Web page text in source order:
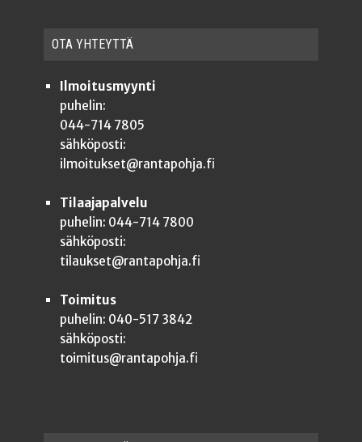
OTA YHTEYT­TÄ
Ilmoitusmyynti
puhelin:
044-714 7805
sähköposti:
ilmoitukset@rantapohja.fi
Tilaajapalvelu
puhelin: 044-714 7800
sähköposti:
tilaukset@rantapohja.fi
Toimitus
puhelin: 040-517 3842
sähköposti:
toimitus@rantapohja.fi